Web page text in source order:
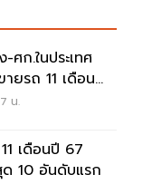
ก.ในประเทศ
ยรถ 11 เดือน
น.
เดือนปี 67
10 อันดับแรก